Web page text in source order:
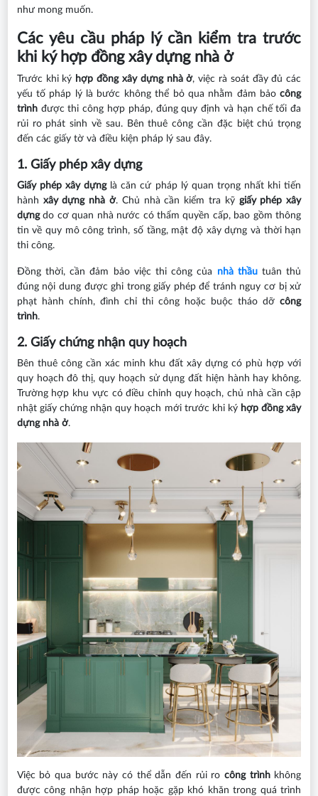
như mong muốn.
Các yêu cầu pháp lý cần kiểm tra trước
khi ký hợp đồng xây dựng nhà ở
Trước khi ký hợp đồng xây dựng nhà ở, việc rà soát đầy đủ các
yếu tố pháp lý là bước không thể bỏ qua nhằm đảm bảocông
trìnhđược thi công hợp pháp, đúng quy định và hạn chế tối đa
rủi ro phát sinh về sau. Bên thuê công cần đặc biệt chú trọng
đến các giấy tờ và điều kiện pháp lý sau đây.
1. Giấy phép xây dựng
Giấy phép xây dựng là căn cứ pháp lý quan trọng nhất khi tiến
hành xây dựng nhà ở. Chủ nhà cần kiểm tra kỹ giấy phép xây
dựngdo cơ quan nhà nước có thẩm quyền cấp, bao gồm thông
tin về quy mô công trình, số tầng, mật độ xây dựng và thời hạn
thi công.
Đồng thời, cần đảm bảo việc thi công của nhà thầutuân thủ
đúng nội dung được ghi trong giấy phép để tránh nguy cơ bị xử
phạt hành chính, đình chỉ thi công hoặc buộc tháo dỡcông
trình.
2. Giấy chứng nhận quy hoạch
Bên thuê công cần xác minh khu đất xây dựng có phù hợp với
quy hoạch đô thị, quy hoạch sử dụng đất hiện hành hay không.
Trường hợp khu vực có điều chỉnh quy hoạch, chủ nhà cần cập
nhật giấy chứng nhận quy hoạch mới trước khi ký hợp đồng xây
dựng nhà ở.
Việc bỏ qua bước này có thể dẫn đến rủi ro công trìnhkhông
được công nhận hợp pháp hoặc gặp khó khăn trong quá trình